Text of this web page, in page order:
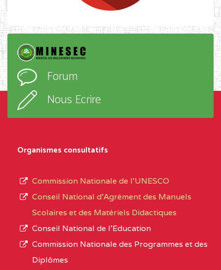
Forum
Nous Ecrire
Organismes consultatifs
Commission Nationale de l’UNESCO
Conseil National d’Agrément des Manuels
Scolaires et des Matériels Didactiques
Conseil National de l’Education
Commission Nationale des Programmes et des
Diplômes